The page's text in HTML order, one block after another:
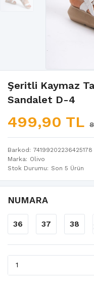
Şeritli Kaymaz
Sandalet D-4
499,90 TL
Barkod
74199202236425178
Marka
Olivo
Stok Durumu
Son 5 Ürün
NUMARA
36 37 38